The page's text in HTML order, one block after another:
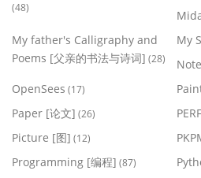
(48)
My father's Calligraphy and
Poems [父亲的书法与诗词] (28)
My
OpenSees (17)
Paper [论文] (26)
Picture [图] (12)
Programming [编程] (87)